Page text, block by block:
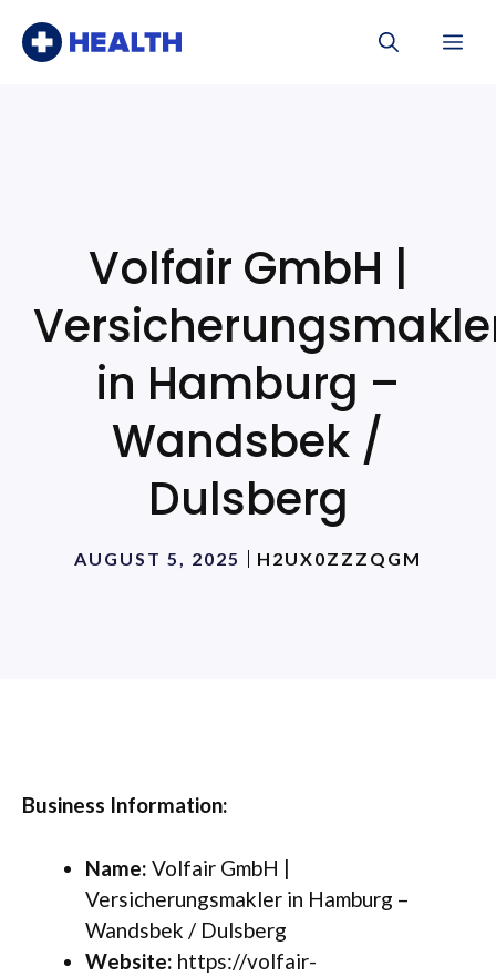
Volfair GmbH |
in Hamburg –
Wandsbek /
Dulsberg
AUGUST 5, 2025 H2UX0ZZZQGM
Business Information:
Name: Volfair GmbH |
Versicherungsmakler in Hamburg –
Wandsbek / Dulsberg
Website: https://volfair-